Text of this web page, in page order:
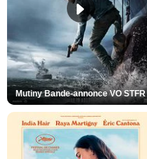
Mutiny Bande-annonce VO STFR